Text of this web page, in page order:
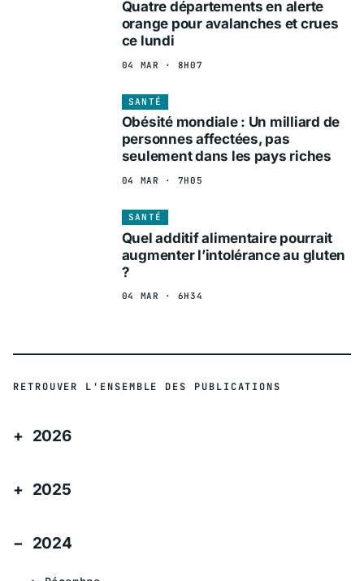
Quatre départements en alerte
orange pour avalanches et crues
ce lundi
04 MAR · 8H07
SANTÉ
Obésité mondiale : Un milliard de
personnes affectées, pas
seulement dans les pays riches
04 MAR · 7H05
SANTÉ
Quel additif alimentaire pourrait
augmenter l’intolérance au gluten
?
04 MAR · 6H34
RETROUVER L'ENSEMBLE DES PUBLICATIONS
2026
2025
2024